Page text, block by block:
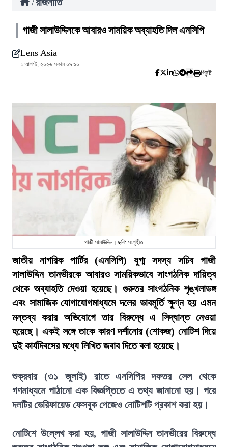
/
গাজী সালাউদ্দিনকে আবারও সাময়িক অব্যাহতি দিল এনসিপি
Lens Asia
১ আগস্ট, ২০২৬ সকাল ০৯:১০
প্রিন্ট
গাজী সালাউদ্দিন। ছবি: সংগৃহীত
জাতীয় নাগরিক পার্টির (এনসিপি) যুগ্ম সদস্য সচিব গাজী
সালাউদ্দিন তানভীরকে আবারও সাময়িকভাবে সাংগঠনিক দায়িত্ব
থেকে অব্যাহতি দেওয়া হয়েছে। গুরুতর সাংগঠনিক শৃঙ্খলাভঙ্গ
এবং সামাজিক যোগাযোগমাধ্যমে দলের ভাবমূর্তি ক্ষুণ্ন হয় এমন
মন্তব্য করার অভিযোগে তার বিরুদ্ধে এ সিদ্ধান্ত নেওয়া
হয়েছে। একই সঙ্গে তাকে কারণ দর্শানোর (শোকজ) নোটিশ দিয়ে
দুই কার্যদিবসের মধ্যে লিখিত জবাব দিতে বলা হয়েছে।
শুক্রবার (৩১ জুলাই) রাতে এনসিপির দফতর সেল থেকে
গণমাধ্যমে পাঠানো এক বিজ্ঞপ্তিতে এ তথ্য জানানো হয়। পরে
দলটির ভেরিফায়েড ফেসবুক পেজেও নোটিশটি প্রকাশ করা হয়।
নোটিশে উল্লেখ করা হয়, গাজী সালাউদ্দিন তানভীরের বিরুদ্ধে